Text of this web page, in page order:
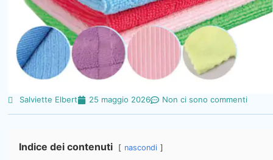
Salviette Elbert 25 maggio 2026 Non ci sono commenti
Indice dei contenuti nascondi